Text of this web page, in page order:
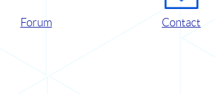
Forum Contact